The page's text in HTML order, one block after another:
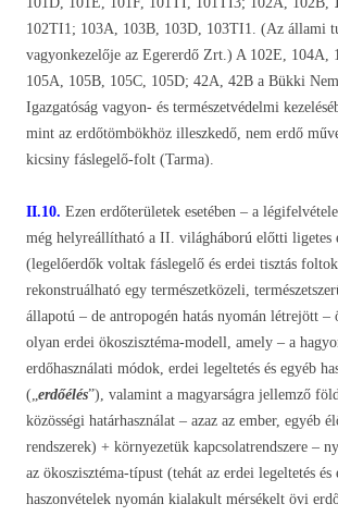
102TI1; 103A, 103B, 103D, 103TI1. (Az állami
vagyonkezelője az Egererdő Zrt.) A 102E, 104A,
105A, 105B, 105C, 105D; 42A, 42B a Bükki
Igazgatóság vagyon- és természetvédelmi
mint az erdőtömbökhöz illeszkedő, nem erdő
kicsiny fáslegelő-folt (Tarma).
II.10. Ezen erdőterületek esetében – a
még helyreállítható a II. világháború előtti ligetes
(legelőerdők voltak fáslegelő és erdei tisztás
rekonstruálható egy természetközeli,
állapotú – de antropogén hatás nyomán létrejött –
olyan erdei ökoszisztéma-modell, amely – a
erdőhasználati módok, erdei legeltetés és egyéb
(„erdőélés”), valamint a magyarságra jellemző
közösségi határhasználat – azaz az ember, egyéb
rendszerek) + környezetük kapcsolatrendszere –
az ökoszisztéma-típust (tehát az erdei legeltetés és
haszonvételek nyomán kialakult mérsékelt övi